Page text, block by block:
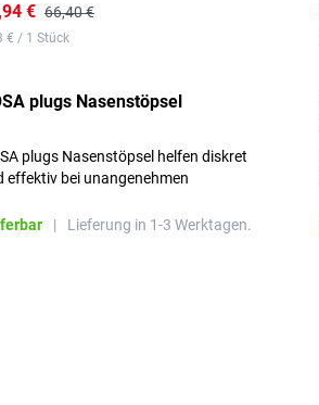
€ 66,40 €
€ / 1 Stück
plugs Nasenstöpsel
plugs Nasenstöpsel helfen diskret
effektiv bei unangenehmen
| Lieferung in 1-3 Werktagen.